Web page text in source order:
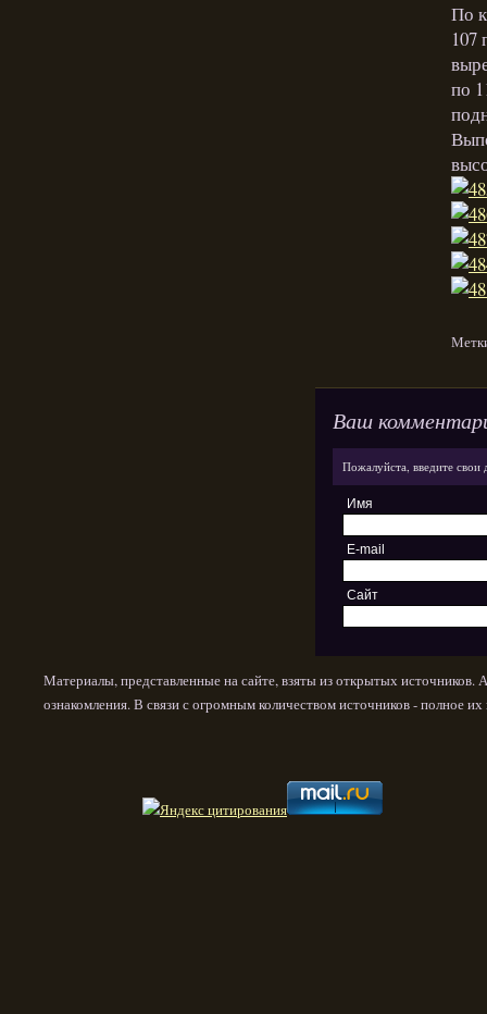
По
107
по
Ваш
Пожалуйста, введите
Имя
E-mail
Сайт
Материалы, представленные на сайте, взяты из открытых
ознакомления. В связи с огромным количеством источников - полное